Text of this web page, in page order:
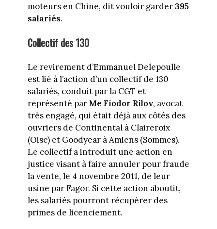
moteurs en Chine, dit vouloir garder395
salariés.
Collectif des 130
Le revirement d’Emmanuel Delepoulle
est lié à l’action d’un collectif de 130
salariés, conduit par la CGT et
représenté parMe Fiodor Rilov, avocat
très engagé, qui était déjà aux côtés des
ouvriers de Continental à Claireroix
(Oise) et Goodyear à Amiens (Sommes).
Le collectif a introduit une action en
justice visant à faire annuler pour fraude
la vente, le 4 novembre 2011, de leur
usine par Fagor. Si cette action aboutit,
les salariés pourront récupérer des
primes de licenciement.